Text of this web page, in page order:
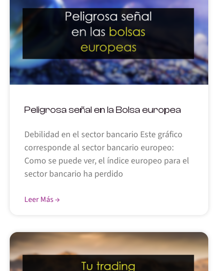
Peligrosa señal en la Bolsa europea
Debilidad en el sector bancario Este gráfico
corresponde al sector bancario europeo:
Como se puede ver, el índice europeo para el
sector bancario ha perdido
Leer Más →